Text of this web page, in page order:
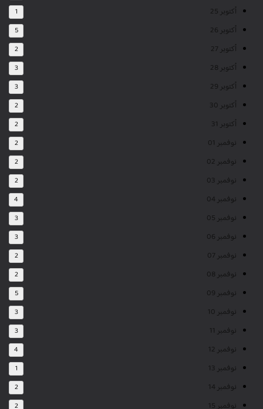
أكتوبر 25 1
أكتوبر 26 5
أكتوبر 27 2
أكتوبر 28 3
أكتوبر 29 3
أكتوبر 30 2
أكتوبر 31 2
نوفمبر 01 2
نوفمبر 02 2
نوفمبر 03 2
نوفمبر 04 4
نوفمبر 05 3
نوفمبر 06 3
نوفمبر 07 2
نوفمبر 08 2
نوفمبر 09 5
نوفمبر 10 3
نوفمبر 11 3
نوفمبر 12 4
نوفمبر 13 1
نوفمبر 14 2
نوفمبر 15 2